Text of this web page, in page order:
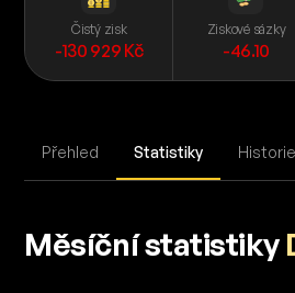
Čistý zisk
-130 929 Kč
Ziskové sázky
-46.10
Přehled Statistiky
Měsíční statistiky